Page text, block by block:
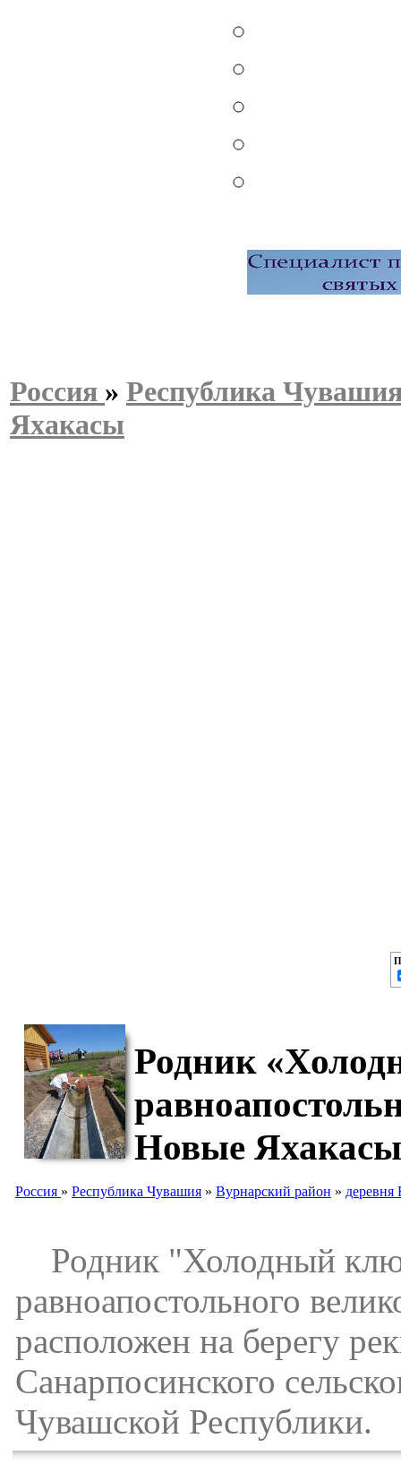
Россия » Республика
Яхакасы
Родник
Новые Яхакасы
Россия » Республика Чувашия » Вурнарский район »
Родник "Холодный
равноапостольного
расположен на берегу
Санарпосинского
Чувашской Республики.